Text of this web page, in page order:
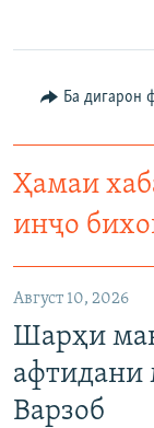
Ба дигарон
Ҳамаи
инҷо
Август 10, 2026
Шарҳи
афтидани
Варзоб